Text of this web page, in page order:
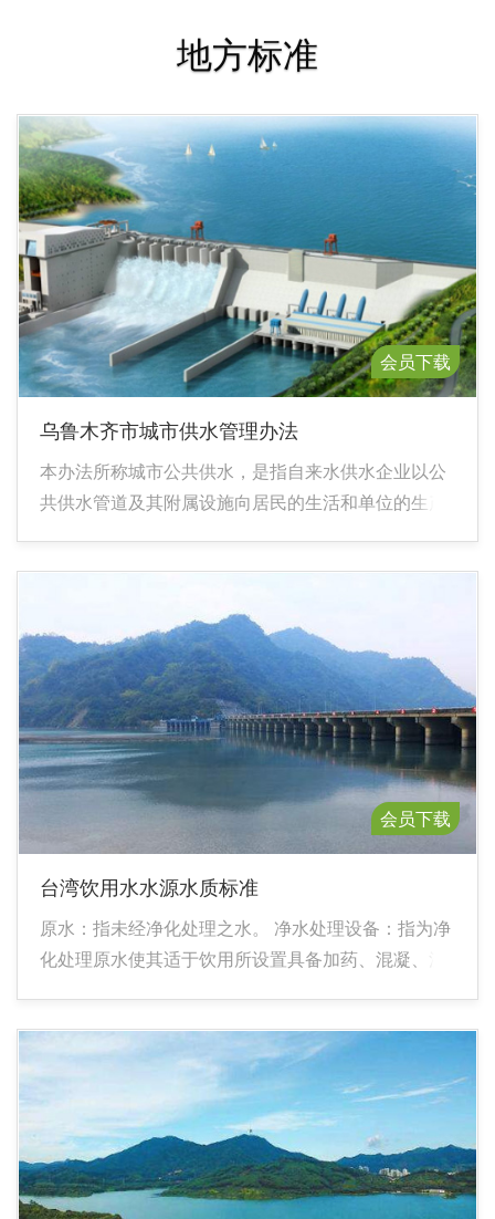
地方标准
会员下载
乌鲁木齐市城市供水管理办法
本办法所称城市公共供水，是指自来水供水企业以公
共供水管道及其附属设施向居民的生活和单位的生产
会员下载
台湾饮用水水源水质标准
原水：指未经净化处理之水。 净水处理设备：指为净
化处理原水使其适于饮用所设置具备加药、混凝、沉
進入净水处理设备前先行处理所设置之设备。